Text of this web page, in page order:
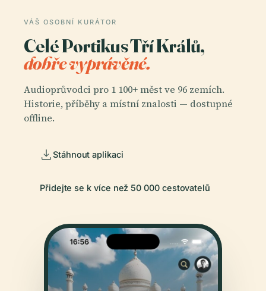
VÁŠ OSOBNÍ KURÁTOR
Celé Portikus Tří Králů,
dobře vyprávěné.
Audioprůvodci pro 1 100+ měst ve 96 zemích.
Historie, příběhy a místní znalosti — dostupné
offline.
Stáhnout aplikaci
Přidejte se k více než 50 000 cestovatelů